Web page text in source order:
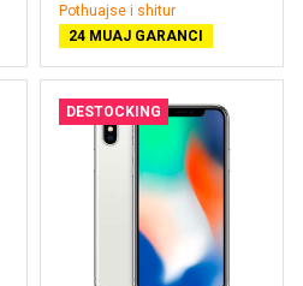
Pothuajse i shitur
24 MUAJ GARANCI
DESTOCKING